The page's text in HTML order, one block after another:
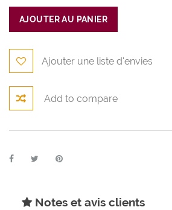
AJOUTER AU PANIER
Ajouter une liste d'envies
Add to compare
Notes et avis clients